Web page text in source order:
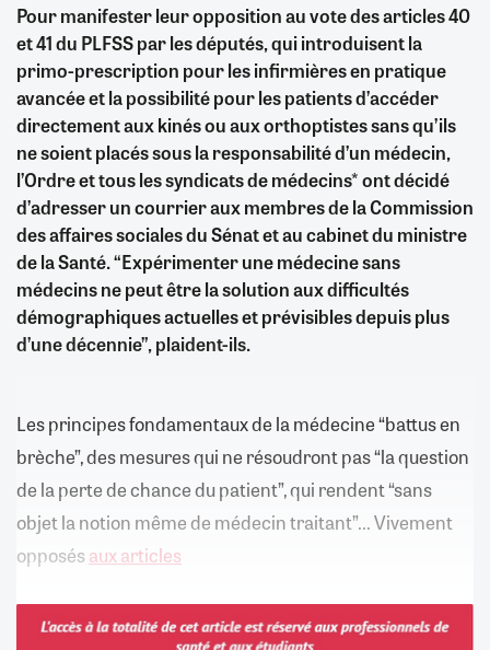
Pour manifester leur opposition au vote des articles 40
et 41 du PLFSS par les députés, qui introduisent la
primo-prescription pour les infirmières en pratique
avancée et la possibilité pour les patients d’accéder
directement aux kinés ou aux orthoptistes sans qu’ils
ne soient placés sous la responsabilité d’un médecin,
l’Ordre et tous les syndicats de médecins* ont décidé
d’adresser un courrier aux membres de la Commission
des affaires sociales du Sénat et au cabinet du ministre
de la Santé. “Expérimenter une médecine sans
médecins ne peut être la solution aux difficultés
démographiques actuelles et prévisibles depuis plus
d’une décennie”, plaident-ils.
Les principes fondamentaux de la médecine “battus en
brèche”, des mesures qui ne résoudront pas “la question
de la perte de chance du patient”, qui rendent “sans
objet la notion même de médecin traitant”... Vivement
opposés aux articles